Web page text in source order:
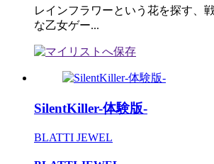
レインフラワーという花を探す、
な乙女ゲー...
SilentKiller-体験版-
BLATTI JEWEL